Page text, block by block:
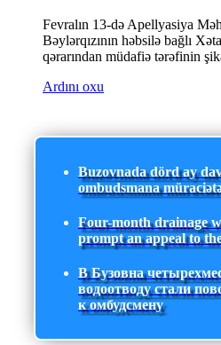
Fevralın 13-də Apellyasiya
Bəylərqızının həbsilə bağlı
qərarından müdafiə tərəfinin
Ardını oxu
Buzovnada dörd ay
ombudsmana
Four-month drainage
prompt an appeal to
В Бузовна
водоотводу стали
к омбудсмену